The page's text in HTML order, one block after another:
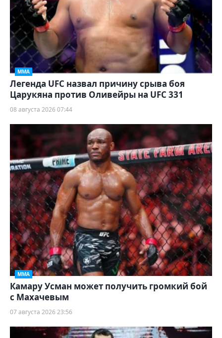
ММА
Легенда UFC назвал причину срыва боя
Царукяна против Оливейры на UFC 331
08 августа 2026 07:44
ММА
Камару Усман может получить громкий бой
с Махачевым
07 августа 2026 23:56